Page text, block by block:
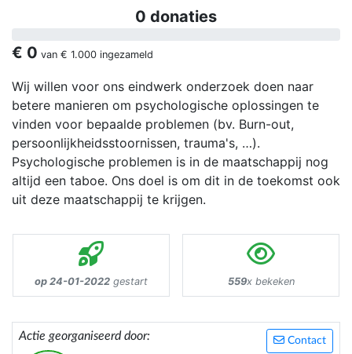
0 donaties
€ 0 van € 1.000 ingezameld
Wij willen voor ons eindwerk onderzoek doen naar
betere manieren om psychologische oplossingen te
vinden voor bepaalde problemen (bv. Burn-out,
persoonlijkheidsstoornissen, trauma's, …).
Psychologische problemen is in de maatschappij nog
altijd een taboe. Ons doel is om dit in de toekomst ook
uit deze maatschappij te krijgen.
op 24-01-2022 gestart 559x bekeken
Contact
Actie georganiseerd door: